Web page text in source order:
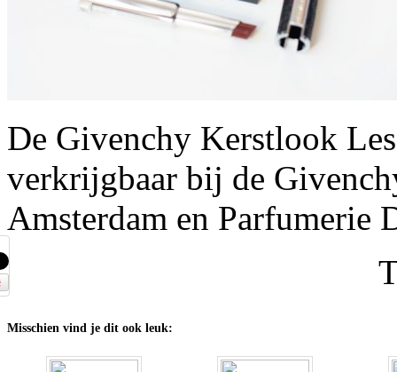
De Givenchy Kerstlook
verkrijgbaar bij de
Amsterdam en Parfumerie
Misschien vind je dit ook leuk: